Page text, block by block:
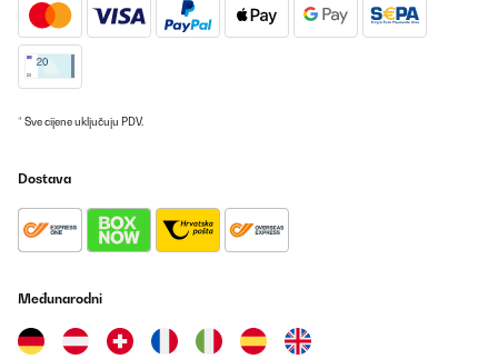
* Sve cijene uključuju PDV.
Dostava
Međunarodni